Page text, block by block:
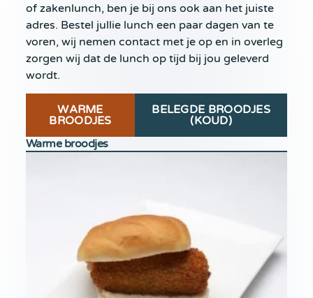
of zakenlunch, ben je bij ons ook aan het juiste
adres. Bestel jullie lunch een paar dagen van te
voren, wij nemen contact met je op en in overleg
zorgen wij dat de lunch op tijd bij jou geleverd
wordt.
WARME
BROODJES
BELEGDE BROODJES
(KOUD)
Warme broodjes